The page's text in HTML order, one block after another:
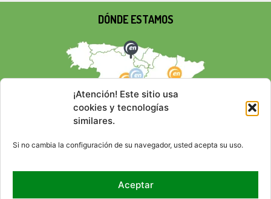
¡Atención! Este sitio usa
cookies y tecnologías
similares.
Si no cambia la configuración de su navegador, usted acepta su uso.
Aceptar
DÓNDE ESTAMOS
REDES SOCIALES